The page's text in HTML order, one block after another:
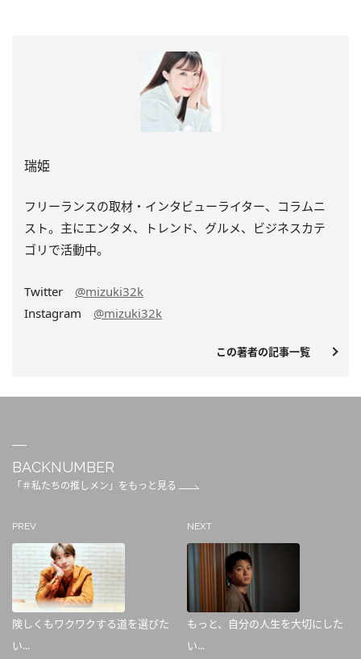
瑞姫
フリーランスの取材・インタビューライター、コラムニ
スト。主にエンタメ、トレンド、グルメ、ビジネスカテ
ゴリで活動中。
Twitter @mizuki32k
Instagram @mizuki32k
この著者の記事一覧
BACKNUMBER
「＃私たちの推しメン」をもっと見る
PREV
険しくもワクワクする道を選びた
い...
NEXT
もっと、自分の人生を大切にした
い...